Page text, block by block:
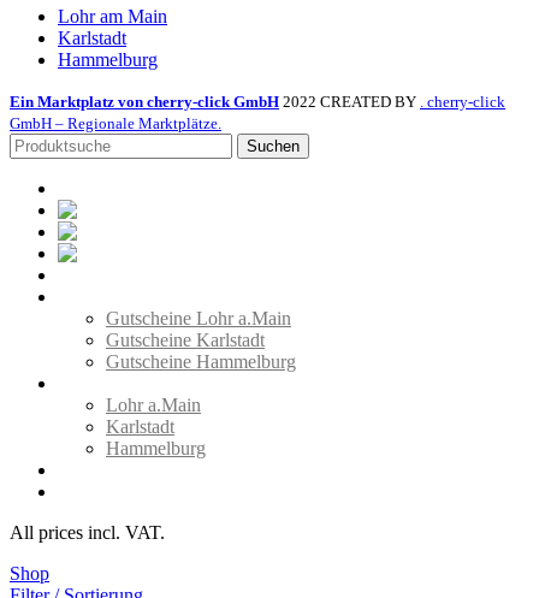
Lohr am Main
Karlstadt
Hammelburg
Ein Marktplatz von cherry-click GmbH 2022 CREATED BY . cherry-click
GmbH – Regionale Marktplätze.
Suchen
Gutscheine Lohr a.Main
Gutscheine Karlstadt
Gutscheine Hammelburg
Lohr a.Main
Karlstadt
Hammelburg
All prices incl. VAT.
Shop